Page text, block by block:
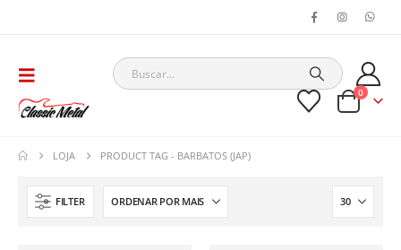
0
LOJA PRODUCT TAG - BARBATOS (JAP)
FILTER